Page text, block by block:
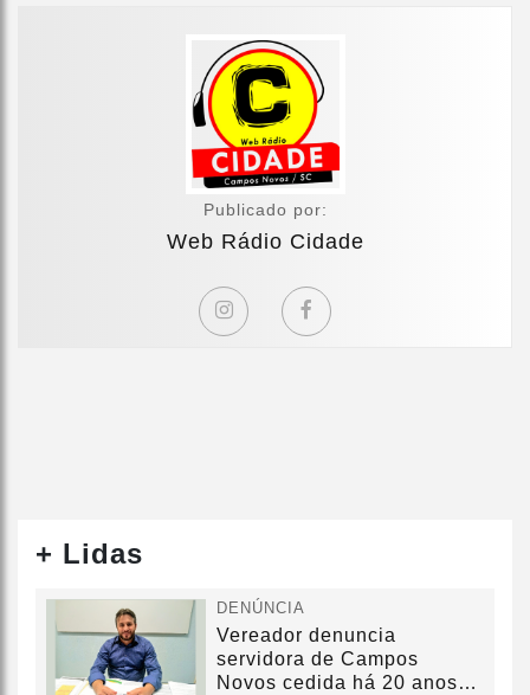
Publicado por:
Web Rádio Cidade
+ Lidas
DENÚNCIA
Vereador denuncia
servidora de Campos
Novos cedida há 20 anos